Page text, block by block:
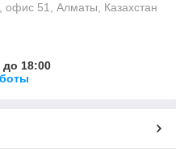
офис 51, Алматы, Казахстан
до 18:00